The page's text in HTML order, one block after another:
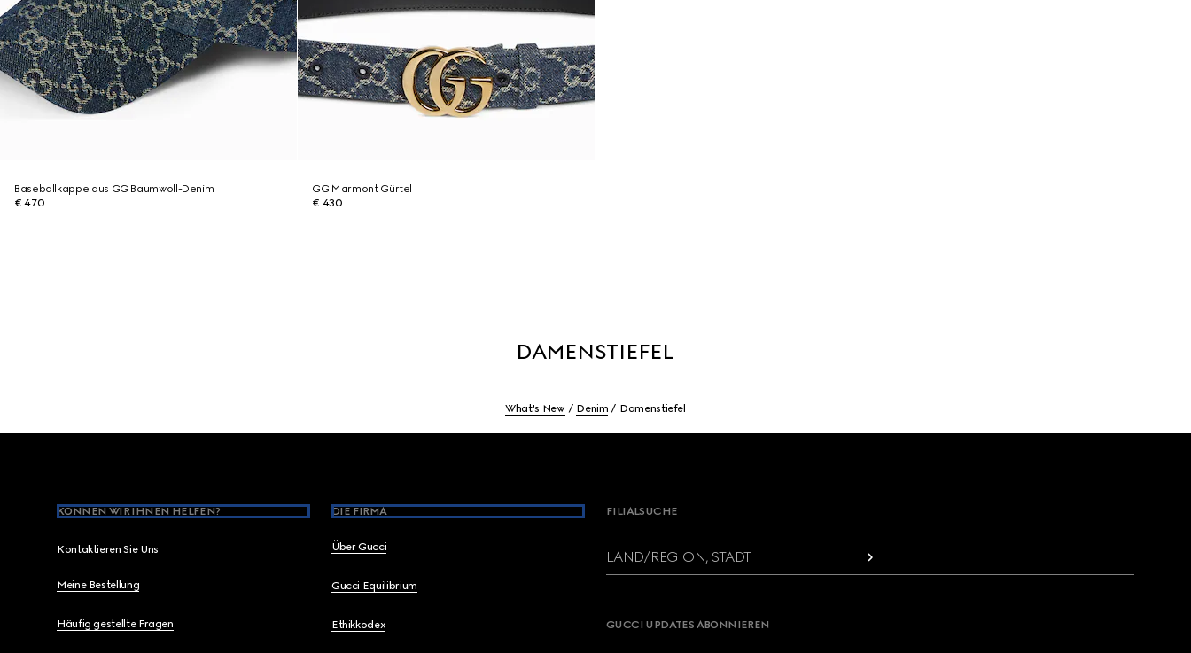
Baseballkappe aus GG Baumwoll-Denim
€ 470
GG Marmont Gürtel
€ 430
DAMENSTIEFEL
What's New Denim Damenstiefel
KÖNNEN WIR IHNEN HELFEN?
Kontaktieren Sie Uns
Meine Bestellung
Häufig gestellte Fragen
DIE FIRMA
Über Gucci
Gucci Equilibrium
Ethikkodex
FILIALSUCHE
LAND/REGION, STADT
GUCCI UPDATES ABONNIEREN